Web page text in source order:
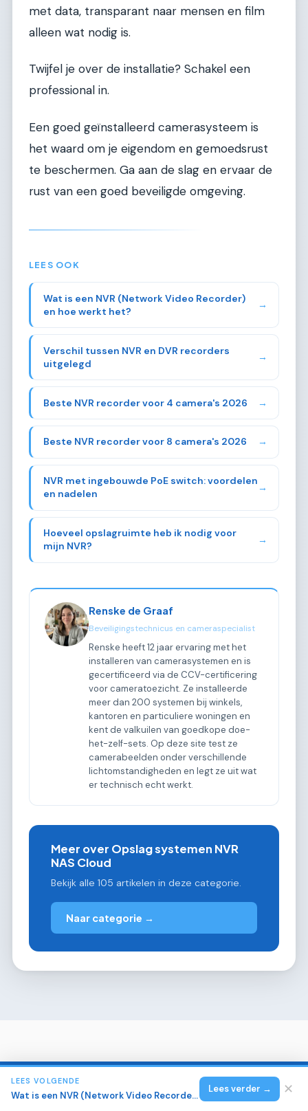
met data, transparant naar mensen en film
alleen wat nodig is.
Twijfel je over de installatie? Schakel een
professional in.
Een goed geïnstalleerd camerasysteem is
het waard om je eigendom en gemoedsrust
te beschermen. Ga aan de slag en ervaar de
rust van een goed beveiligde omgeving.
LEES OOK
Wat is een NVR (Network Video Recorder)
en hoe werkt het?
→
Verschil tussen NVR en DVR recorders
uitgelegd
→
Beste NVR recorder voor 4 camera's 2026 →
Beste NVR recorder voor 8 camera's 2026 →
NVR met ingebouwde PoE switch: voordelen
en nadelen
→
Hoeveel opslagruimte heb ik nodig voor
mijn NVR?
→
Renske de Graaf
Beveiligingstechnicus en cameraspecialist
Renske heeft 12 jaar ervaring met het
installeren van camerasystemen en is
gecertificeerd via de CCV-certificering
voor cameratoezicht. Ze installeerde
meer dan 200 systemen bij winkels,
kantoren en particuliere woningen en
kent de valkuilen van goedkope doe-
het-zelf-sets. Op deze site test ze
camerabeelden onder verschillende
lichtomstandigheden en legt ze uit wat
er technisch echt werkt.
Meer over Opslag systemen NVR
NAS Cloud
Bekijk alle 105 artikelen in deze categorie.
Naar categorie →
Beveiligingscamera Gids
LEES VOLGENDE
Wat is een NVR (Network Video Recorder) en hoe werkt het?
Lees verder → ✕